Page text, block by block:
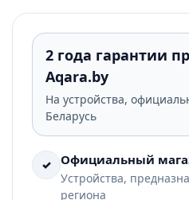
2 года гарантии
Aqara.by
На устройства,
Беларусь
✓ Официальный
Устройства,
региона